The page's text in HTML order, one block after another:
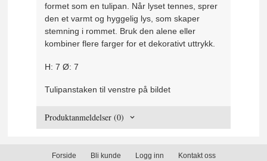
formet som en tulipan. Når lyset tennes, sprer
den et varmt og hyggelig lys, som skaper
stemning i rommet. Bruk den alene eller
kombiner flere farger for et dekorativt uttrykk.
H: 7 Ø: 7
Tulipanstaken til venstre på bildet
Produktanmeldelser (0)
Forside Bli kunde Logg inn Kontakt oss